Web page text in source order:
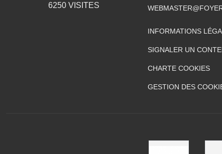
6250 VISITES
INFORMATIONS
SIGNALER UN
CHARTE COOKIES
GESTION DES